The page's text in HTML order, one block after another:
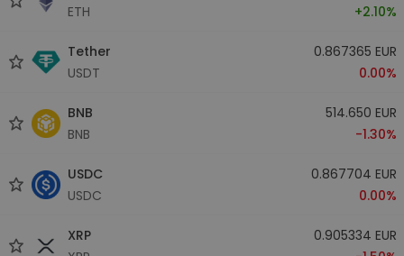
ETH
+2.10%
Tether
USDT
0.867365 EUR
0.00%
BNB
BNB
514.650 EUR
-1.30%
USDC
USDC
0.867704 EUR
0.00%
XRP
0.905334 EUR